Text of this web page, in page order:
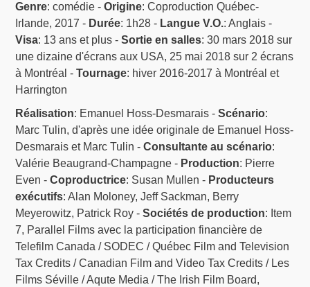
Genre: comédie -Origine: Coproduction Québec-
Irlande, 2017 - Durée: 1h28 - Langue V.O.: Anglais -
Visa: 13 ans et plus -Sortie en salles: 30 mars 2018 sur
une dizaine d'écrans aux USA, 25 mai 2018 sur 2 écrans
à Montréal -Tournage: hiver 2016-2017 à Montréal et
Harrington
Réalisation: Emanuel Hoss-Desmarais -Scénario:
Marc Tulin, d'après une idée originale de Emanuel Hoss-
Desmarais et Marc Tulin -Consultante au scénario:
Valérie Beaugrand-Champagne - Production: Pierre
Even -Coproductrice: Susan Mullen - Producteurs
exécutifs: Alan Moloney, Jeff Sackman, Berry
Meyerowitz, Patrick Roy -Sociétés de production: Item
7, Parallel Films avec la participation financière de
Telefilm Canada / SODEC / Québec Film and Television
Tax Credits / Canadian Film and Video Tax Credits / Les
Films Séville / Aqute Media / The Irish Film Board,